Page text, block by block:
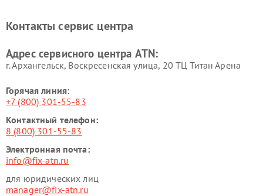
Контакты сервис центра
Адрес сервисного центра ATN:
г. Архангельск, Воскресенская улица, 20 ТЦ Титан Арена
Горячая линия:
+7 (800) 301-55-83
Контактный телефон:
8 (800) 301-55-83
Электронная почта:
info@fix-atn.ru
для юридических лиц
manager@fix-atn.ru